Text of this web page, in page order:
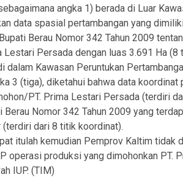
angka 1) berada di Luar
data spasial pertambangan yang
Berau Nomor 342 Tahun 2009
Lestari Persada dengan luas 3.691 Ha
dalam Kawasan Peruntukan
3 (tiga), diketahui bahwa data
PT. Prima Lestari Persada (terdiri
Berau Nomor 342 Tahun 2009 yang
(terdiri dari 8 titik koordinat).
itulah kemudian Pemprov Kaltim tidak
operasi produksi yang dimohonkan PT.
IUP. (TIM)